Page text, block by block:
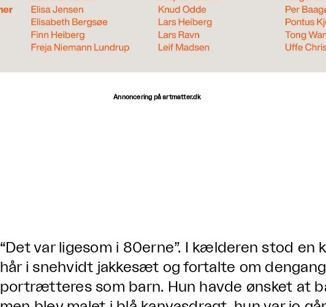
Annoncering på artmatter.dk
“Det var ligesom i 80erne”. I kælderen stod en
hår i snehvidt jakkesæt og fortalte om
portrætteres som barn. Hun havde ønsket at